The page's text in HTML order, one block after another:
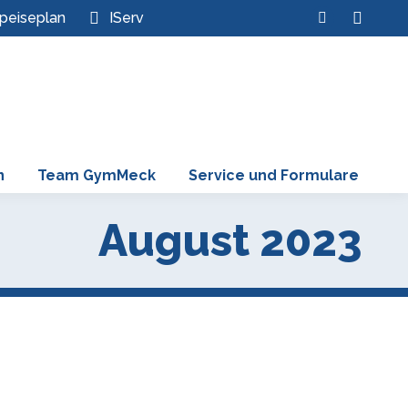
IServ
Instagram
Search:
Team GymMeck Service und Formulare
August 2023